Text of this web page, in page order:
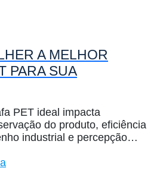
A MELHOR
PARA SUA
PET ideal impacta
do produto, eficiência
industrial e percepção…